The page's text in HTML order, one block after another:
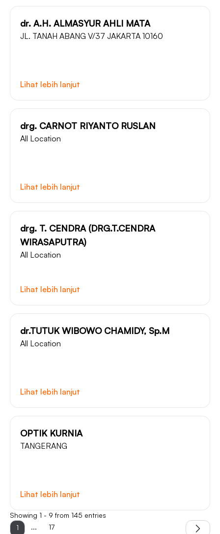
dr. A.H. ALMASYUR AHLI MATA
JL. TANAH ABANG V/37 JAKARTA 10160
Lihat lebih lanjut
drg. CARNOT RIYANTO RUSLAN
All Location
Lihat lebih lanjut
drg. T. CENDRA (DRG.T.CENDRA
WIRASAPUTRA)
All Location
Lihat lebih lanjut
dr.TUTUK WIBOWO CHAMIDY, Sp.M
All Location
Lihat lebih lanjut
OPTIK KURNIA
TANGERANG
Lihat lebih lanjut
Showing 1 - 9 from 145 entries
1
... 17